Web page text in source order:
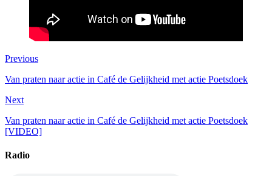
Previous
Van praten naar actie in Café de Gelijkheid met actie Poetsdoek
Next
Van praten naar actie in Café de Gelijkheid met actie Poetsdoek
[VIDEO]
Radio